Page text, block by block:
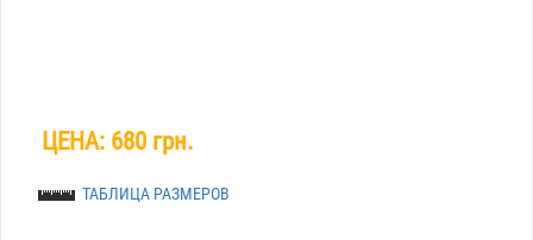
ЦЕНА: 680 грн.
ТАБЛИЦА РАЗМЕРОВ